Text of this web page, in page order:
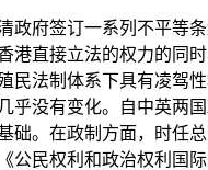
府签订一系列不平等条
港直接立法的权力的同
民法制体系下具有凌驾
乎没有变化。自中英两
础。在政制方面，时任
公民权利和政治权利国